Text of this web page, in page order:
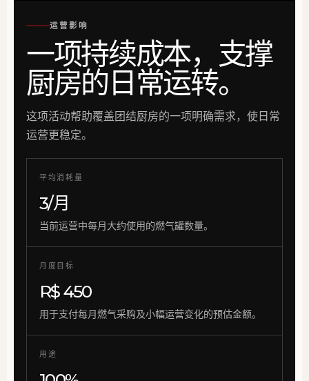
运营影响
一项持续成本，支撑
厨房的日常运转。
这项活动帮助覆盖团结厨房的一项明确需求，使日常
运营更稳定。
平均消耗量
3/月
当前运营中每月大约使用的燃气罐数量。
月度目标
R$ 450
用于支付每月燃气采购及小幅运营变化的预估金额。
用途